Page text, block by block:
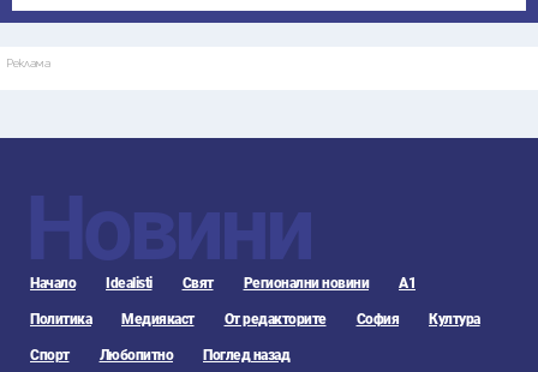
Реклама
Новини
Начало Idealisti Свят Регионални новини А1
Политика Медиякаст От редакторите София Култура
Спорт Любопитно Поглед назад